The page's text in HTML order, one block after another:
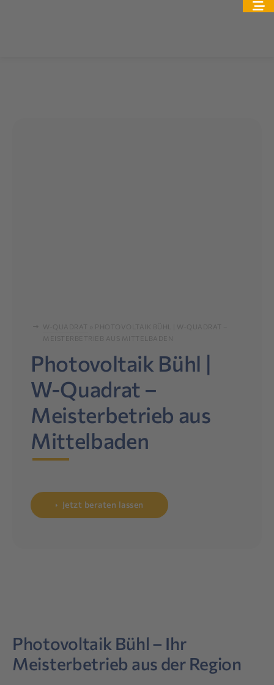
Photovoltaik Bühl |
W-Quadrat –
Meisterbetrieb aus
Mittelbaden
Jetzt beraten lassen
Photovoltaik Bühl – Ihr
Meisterbetrieb aus der Region